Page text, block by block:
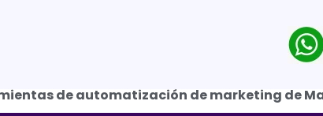
de automatización de marketing de